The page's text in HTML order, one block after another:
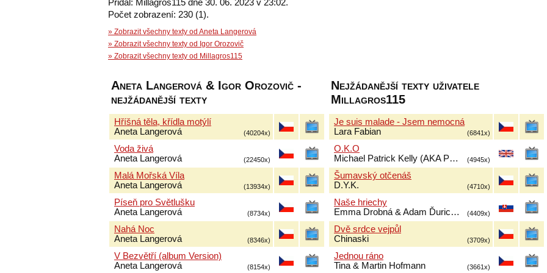
Přidal: Millagros115 dne 30. 06. 2023 v 23:02.
Počet zobrazení: 230 (1).
» Zobrazit všechny texty od Aneta Langerová
» Zobrazit všechny texty od Igor Orozovič
» Zobrazit všechny texty od Millagros115
Aneta Langerová & Igor Orozovič -
nejžádanější texty
Hříšná těla, křídla motýlí
Aneta Langerová
(40204x)
Voda živá
Aneta Langerová
(22450x)
Malá Mořská Víla
Aneta Langerová
(13934x)
Píseň pro Světlušku
Aneta Langerová
(8734x)
Nahá Noc
Aneta Langerová
(8346x)
V Bezvětří (album Version)
Aneta Langerová
(8154x)
Nejžádanější texty uživatele
Millagros115
Je suis malade - Jsem nemocná
Lara Fabian
(6841x)
O.K.O
Michael Patrick Kelly (AKA P…
(4945x)
Šumavský otčenáš
D.Y.K.
(4710x)
Naše hriechy
Emma Drobná & Adam Ďuric…
(4409x)
Dvě srdce vejpůl
Chinaski
(3709x)
Jednou ráno
Tina & Martin Hofmann
(3661x)